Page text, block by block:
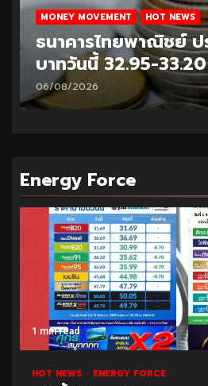
MONEY MOVEMENT HOT NEWS
ธนาคารไทยพาณิชย์ ป
บาทวันนี้ 32.95-
06/08/2026
Energy Force
1 min read
HOT NEWS ENERGY FORCE